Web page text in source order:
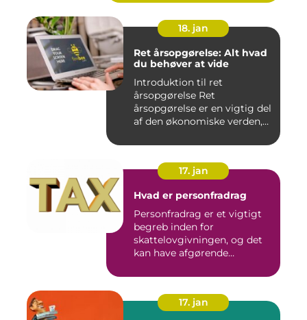
18. jan
Ret årsopgørelse: Alt hvad
du behøver at vide
Introduktion til ret
årsopgørelse Ret
årsopgørelse er en vigtig del
af den økonomiske verden,
17. jan
Hvad er personfradrag
Personfradrag er et vigtigt
begreb inden for
skattelovgivningen, og det
kan have afgørende
17. jan